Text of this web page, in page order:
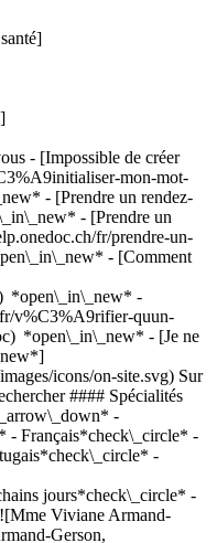
- [Impossible de créer
mon-mot-
- [Prendre un rendez-
- [Prendre un
fr/prendre-un-
- [Comment
*open\_in\_new* -
de-l-identite-de-genre/geneve), [Accompagnement psychologique pour gestion du stress](https://www.onedoc.ch/fr/accompagnement-psychologique-pour-gestion-du-stress/geneve)Voir plus [![Mme Karine Fournier, psychologue à Chêne-Bourg](https://assets.onedoc.ch/images/users/128151e918e9e3c6cc701ddd798c596488607b19d57cce06062cdfc37054c859-small.jpg "Mme Karine Fournier, psychologue à Chêne-Bourg")](https://www.onedoc.ch/fr/psychologue/chene-bourg/pc3df/karine-fournier) ### [Mme Karine Fournier](https://www.onedoc.ch/fr/psychologue/chene-bourg/pc3df/karine-fournier) ![Badge indiquant un profil vérifié](https://www.onedoc.ch/assets/images/icons/checkmark.svg) [Psychologue](https://www.onedoc.ch/fr/psychologue/chene-bourg) Cabinet de Karine Fournier - Psy'Consult Rue du Gothard 1 1225 Chêne-Bourg ![Icône caméra avec un symbole lecture annonçant que le professionnel de santé propose des consultations vidéo](https://www.onedoc.ch/assets/images/icons/video-consultations.svg)Consultations vidéo disponibles ![Icône patient avec un signe plus annonçant que le professionnel accepte de nouveaux patients](https://www.onedoc.ch/assets/images/icons/new-patients.svg)Accepte les nouveaux patients [Réserver un RDV](https://www.onedoc.ch/fr/psychologue/chene-bourg/pc3df/karine-fournier) Expertises:[Accompagnement au développement professionnel](https://www.onedoc.ch/fr/accompagnement-au-developpement-professionnel/chene-bourg), [Addiction](https://www.onedoc.ch/fr/addiction/chene-bourg), [Psychanalyse | Psychanalytique](https://www.onedoc.ch/fr/psychanalyse-psychanalytique/chene-bourg), [Troubles anxieux](https://www.onedoc.ch/fr/troubles-anxieux/chene-bourg), [Conseil conjugal et familial](https://www.onedoc.ch/fr/conseil-conjugal-et-familial/chene-bourg), [Burn out](https://www.onedoc.ch/fr/burn-out/chene-bourg), [Accompagnement psychologique pour les traumatismes de l'enfance](https://www.onedoc.ch/fr/accompagnement-psychologique-pour-les-traumatismes-de-l-enfance/chene-bourg), [Accompagnement psychologique pour gestion du stress](https://www.onedoc.ch/fr/accompagnement-psychologique-pour-gestion-du-stress/chene-bourg), [Accompagnement dans les situations de violences sexuelles](https://www.onedoc.ch/fr/accompagnement-dans-les-situations-de-violences-sexuelles/chene-bourg)Voir plus *chevron\_left* lun. 03 août *chevron\_right* Voir plus de rendez-vous *error\_outline* Une erreur s'est produite lors du chargement des disponibilités [Réessayer](https://www.onedoc.ch) Expertises:[Accompagnement au développement professionnel](https://www.onedoc.ch/fr/accompagnement-au-develo